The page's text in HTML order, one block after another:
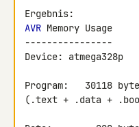
AVR Memory Usage
----------------
Device: atmega328p
Program:   30118
(.text + .data +